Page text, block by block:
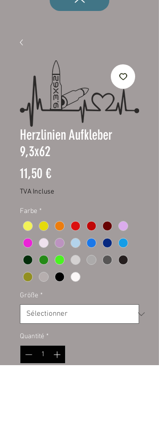
Herzlinien Aufkleber
9,3x62
11,50 €Prix
TVA Incluse
Farbe *
Größe *
Quantité *